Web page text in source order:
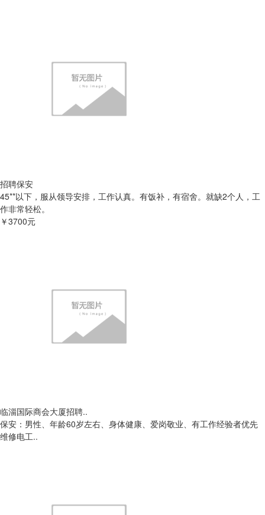
招聘保安
45**以下，服从领导安排，工作认真。有饭补，有宿舍。就缺2个人，工
作非常轻松。
￥3700元
临淄国际商会大厦招聘..
保安：男性、年龄60岁左右、身体健康、爱岗敬业、有工作经验者优先
维修电工..